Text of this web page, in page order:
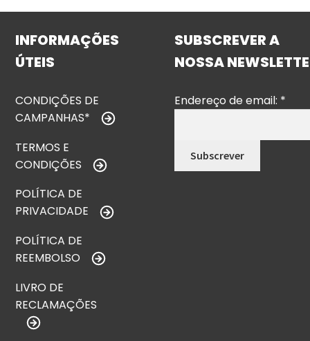
INFORMAÇÕES
ÚTEIS
CONDIÇÕES DE
CAMPANHAS*
TERMOS E
CONDIÇÕES
POLÍTICA DE
PRIVACIDADE
POLÍTICA DE
REEMBOLSO
LIVRO DE
RECLAMAÇÕES
SUBSCREVER A
NOSSA
Endereço de email: *